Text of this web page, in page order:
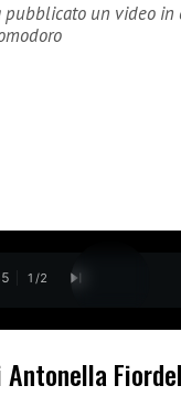
un video in
1 /2
Antonella